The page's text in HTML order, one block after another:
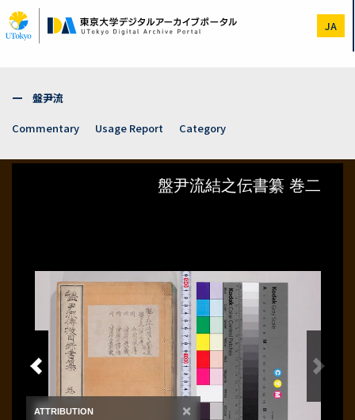
to
main
JA
一 盤尹流
Commentary
Usage Report Category